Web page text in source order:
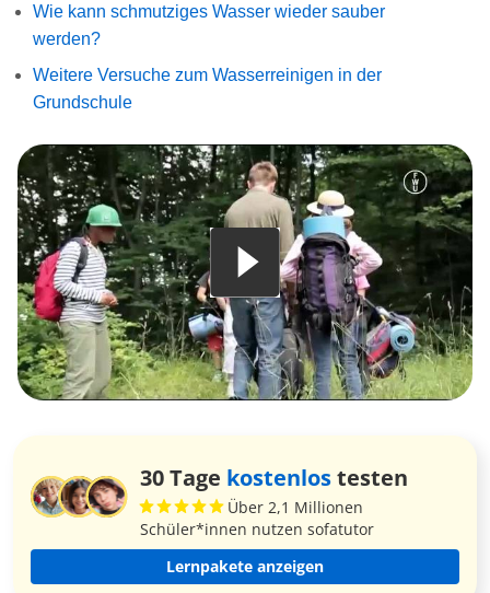
Wie kann schmutziges Wasser wieder sauber
werden?
Weitere Versuche zum Wasserreinigen in der
Grundschule
30 Tage kostenlostesten
Über 2,1 Millionen
Schüler*innen nutzen sofatutor
Lernpakete anzeigen